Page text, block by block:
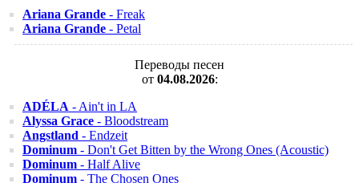
Ariana Grande - Freak
Ariana Grande - Petal
Переводы песен
от 04.08.2026:
ADÉLA - Ain't in LA
Alyssa Grace - Bloodstream
Angstland - Endzeit
Dominum - Don't Get Bitten by the Wrong Ones (Acoustic)
Dominum - Half Alive
Dominum - The Chosen Ones